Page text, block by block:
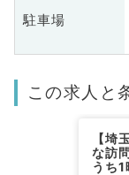
駐車場
この求人と
【埼
な訪
うち